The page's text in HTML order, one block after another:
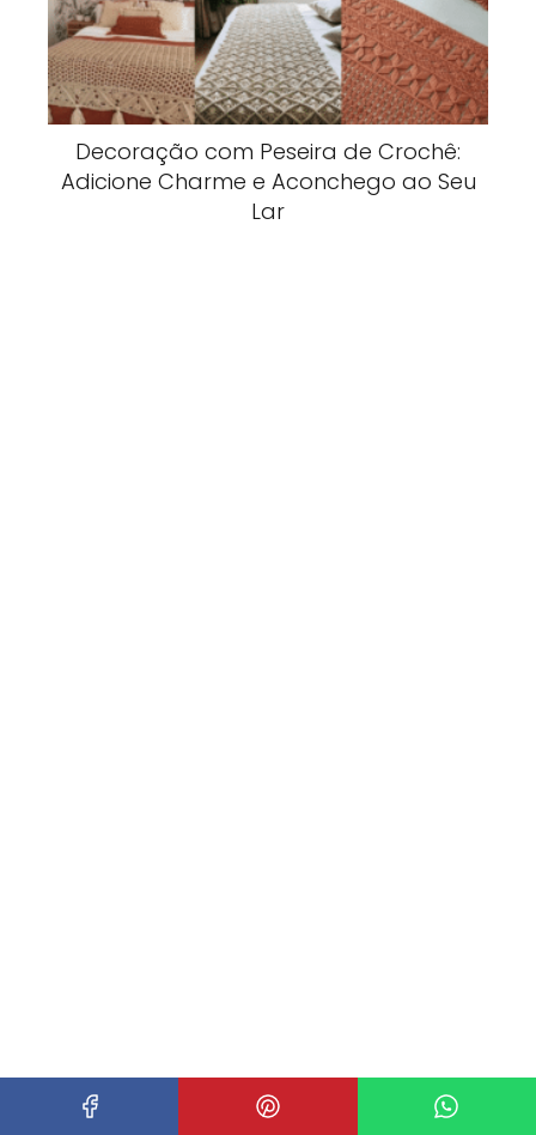
Decoração com Peseira de Crochê:
Adicione Charme e Aconchego ao Seu
Lar